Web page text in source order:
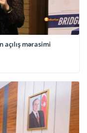
açılış mərasimi